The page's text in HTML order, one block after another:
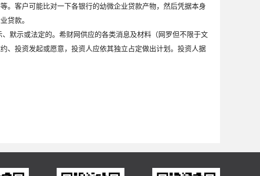
客户可能比对一下各银行的幼微企业贷款产物，然后凭据本身
贷款。
示或法定的。希财网供应的各类消息及材料（网罗但不限于文
、投资发起或愿意，投资人应依其独立占定做出计划。投资人据